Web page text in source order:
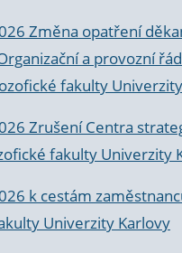
Změna opatření
a provozní řád
fakulty
Zrušení Centra
fakulty Univerzity
k cestám
Univerzity Karlovy